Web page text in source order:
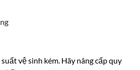
vệ sinh kém. Hãy nâng cấp quy